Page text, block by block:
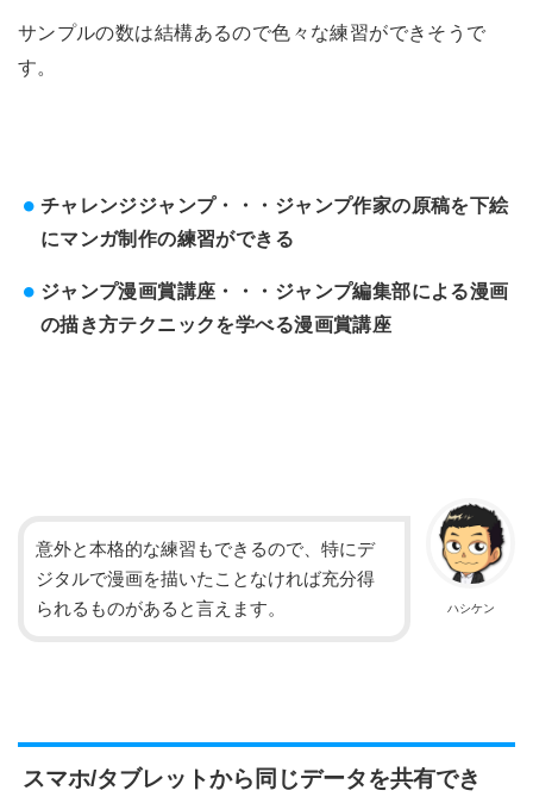
サンプルの数は結構あるので色々な練習ができそうで
す。
チャレンジジャンプ・・・ジャンプ作家の原稿を下絵
にマンガ制作の練習ができる
ジャンプ漫画賞講座・・・ジャンプ編集部による漫画
の描き方テクニックを学べる漫画賞講座
ハシケン
意外と本格的な練習もできるので、特にデ
ジタルで漫画を描いたことなければ充分得
られるものがあると言えます。
スマホ/タブレットから同じデータを共有でき